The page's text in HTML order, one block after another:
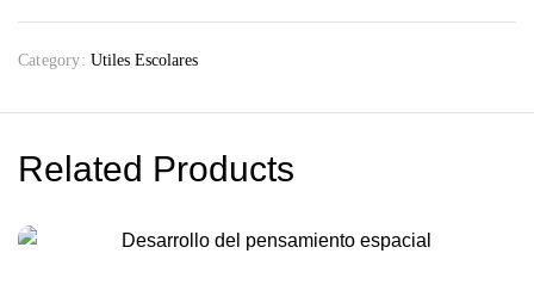
Category: Utiles Escolares
Related Products